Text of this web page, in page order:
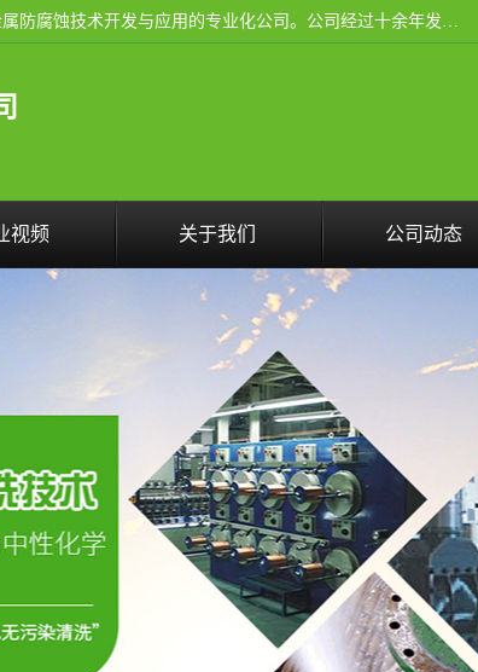
武汉洁利友环境技术有限公司是从事工业民用设备清洗、水处理、金属防腐蚀技术开发与应用的专业化公司。公司经过十余年发展积累了丰富的清洗经验，服务过的客户达到500余家，清洗的各类工业设备共计3000余台。
视频 关于我们 公司动态